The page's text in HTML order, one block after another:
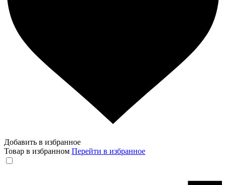
Добавить в избранное
Товар в избранном Перейти в избранное